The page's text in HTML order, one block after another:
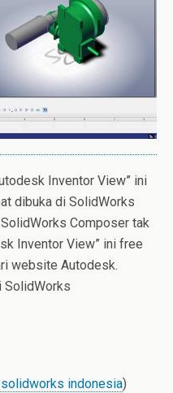
Inventor View” ini
dibuka di SolidWorks
Composer tak
Inventor View” ini free
website Autodesk.
SolidWorks
indonesia)